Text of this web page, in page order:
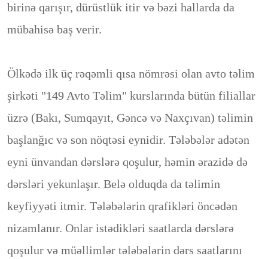
birinə qarışır, dürüstlük itir və bəzi hallarda da
mübahisə baş verir.
Ölkədə ilk üç rəqəmli qısa nömrəsi olan avto təlim
şirkəti "149 Avto Təlim" kurslarında bütün filiallar
üzrə (Bakı, Sumqayıt, Gəncə və Naxçıvan) təlimin
başlanğıc və son nöqtəsi eynidir. Tələbələr adətən
eyni ünvandan dərslərə qoşulur, həmin ərazidə də
dərsləri yekunlaşır. Belə olduqda da təlimin
keyfiyyəti itmir. Tələbələrin qrafikləri öncədən
nizamlanır. Onlar istədikləri saatlarda dərslərə
qoşulur və müəllimlər tələbələrin dərs saatlarını